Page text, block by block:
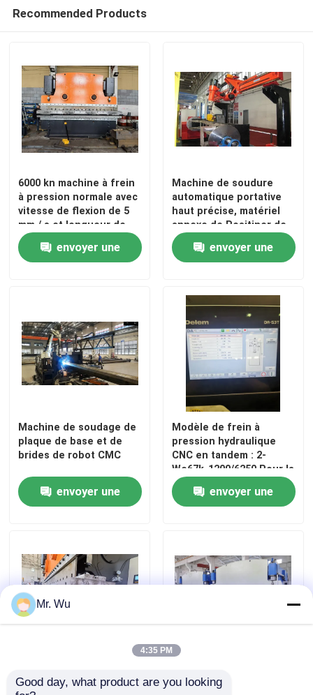
Recommended Products
6000 kn machine à frein
à pression normale avec
vitesse de flexion de 5
mm / s et longueur de
plaque 2200-7000 mm
envoyer une
Machine de soudure
automatique portative
haut précise, matériel
annexe de Positiner de
soudure
envoyer une
Machine de soudage de
plaque de base et de
brides de robot CMC
envoyer une
Modèle de frein à
pression hydraulique
CNC en tandem : 2-
We67k-1200/6250 Pour la
fabrication de
monopoles, de tubes de
envoyer une
pression CNC pour la
sous pression
Mr. Wu
4:35 PM
Good day, what product are you looking